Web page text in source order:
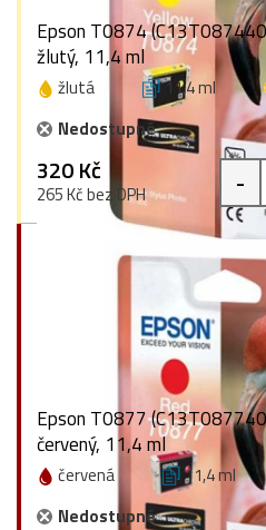
Epson T0874
žlutý, 11,4 ml
žlutá 11,4 ml
Nedostupné
320 Kč
265 Kč bez DPH -
Epson T0877
červený, 11,4 ml
červená 11,4 ml
Nedostupné